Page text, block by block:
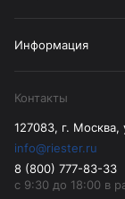
Информация
Контакты
127083, г. Москва,
info@riester.ru
8 (800) 777-83-33
с 9:30 до 18:00 в